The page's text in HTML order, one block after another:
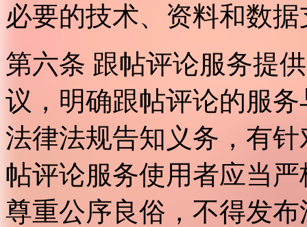
必要的技术、资料和数
第六条 跟帖评论服务提
议，明确跟帖评论的服
法律法规告知义务，有
帖评论服务使用者应当
尊重公序良俗，不得发